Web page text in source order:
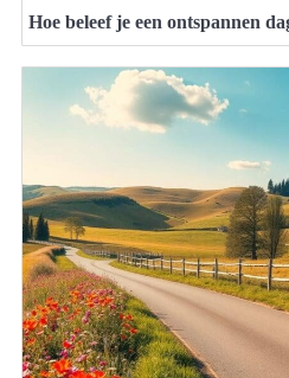
Hoe beleef je een ontspannen